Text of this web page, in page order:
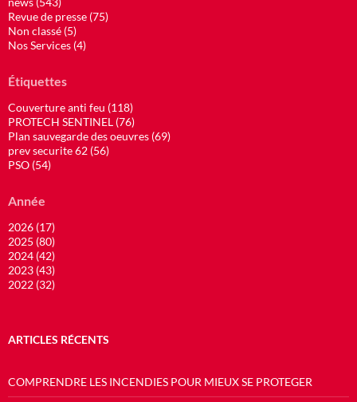
Revue de presse (75)
Non classé (5)
Nos Services (4)
Étiquettes
Couverture anti feu (118)
PROTECH SENTINEL (76)
Plan sauvegarde des oeuvres (69)
prev securite 62 (56)
PSO (54)
Année
2026 (17)
2025 (80)
2024 (42)
2023 (43)
2022 (32)
ARTICLES RÉCENTS
COMPRENDRE LES INCENDIES POUR MIEUX SE PROTEGER